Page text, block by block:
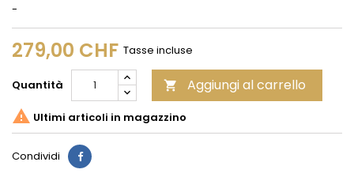
-
279,00 CHF Tasse incluse
Quantità  Aggiungi al carrello
 Ultimi articoli in magazzino
Condividi Condividi